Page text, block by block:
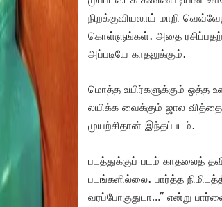
நிறக்குவியலாய் மாறி
கொள்ளுங்கள். அதை
அப்படியே காதலுக்கும்.
மொத்த உயிர்களுக்கும் ஒத்த
லயிக்க வைக்கும் ஜால
முயற்சிதான் இந்தப்படம்.
படத்துக்குப் படம் காதலைத்
படங்களில்லை. பார்த்த
வரப்போகுதுடா…” என்று